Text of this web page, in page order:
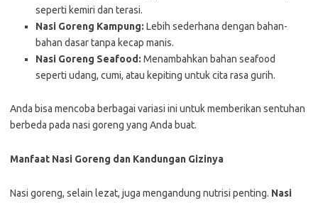
seperti kemiri dan terasi.
Nasi Goreng Kampung: Lebih sederhana dengan bahan-
bahan dasar tanpa kecap manis.
Nasi Goreng Seafood: Menambahkan bahan seafood
seperti udang, cumi, atau kepiting untuk cita rasa gurih.
Anda bisa mencoba berbagai variasi ini untuk memberikan sentuhan
berbeda pada nasi goreng yang Anda buat.
Manfaat Nasi Goreng dan Kandungan Gizinya
Nasi goreng, selain lezat, juga mengandung nutrisi penting. Nasi